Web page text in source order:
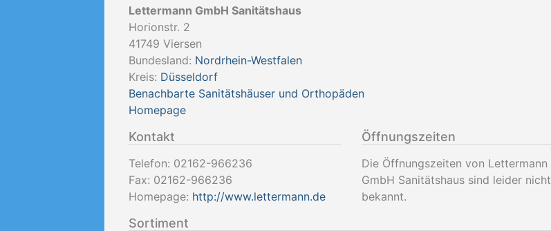
Lettermann GmbH Sanitätshaus
Horionstr. 2
41749 Viersen
Bundesland: Nordrhein-Westfalen
Kreis: Düsseldorf
Benachbarte Sanitätshäuser und Orthopäden
Homepage
Kontakt
Telefon: 02162-966236
Fax: 02162-966236
Homepage: http://www.lettermann.de
Öffnungszeiten
Die Öffnungszeiten von Lettermann
GmbH Sanitätshaus sind leider nicht
bekannt.
Sortiment